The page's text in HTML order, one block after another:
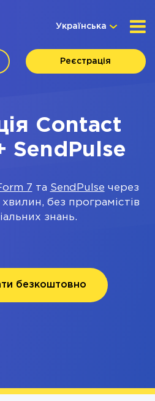
Українська
Реєстрація
Contact
SendPulse
7 та SendPulse через
без програмістів
знань.
безкоштовно